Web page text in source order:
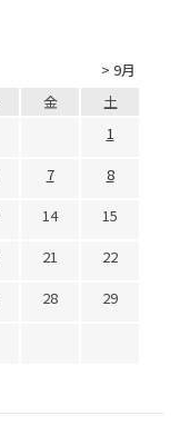
> 9月
金
土
1
7
8
14
15
21
22
28
29